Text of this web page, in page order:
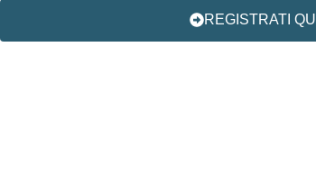
REGISTRATI QUI